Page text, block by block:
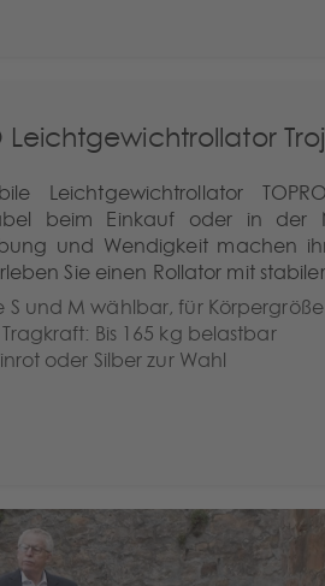
Leichtgewichtrollator
Leichtgewichtrollator
beim Einkauf oder in der
und Wendigkeit machen
Sie einen Rollator mit
S und M wählbar, für
Bis 165 kg belastbar
oder Silber zur Wahl